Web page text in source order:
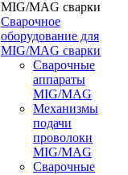
Сварочное
оборудование для
MIG/MAG сварки
Сварочные
аппараты
MIG/MAG
Механизмы
подачи
проволоки
MIG/MAG
Сварочные